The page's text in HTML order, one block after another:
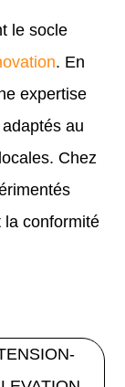
le socle
. En
expertise
au
Chez
la conformité